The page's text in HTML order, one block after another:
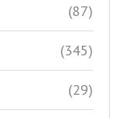
(87)
(345)
(29)